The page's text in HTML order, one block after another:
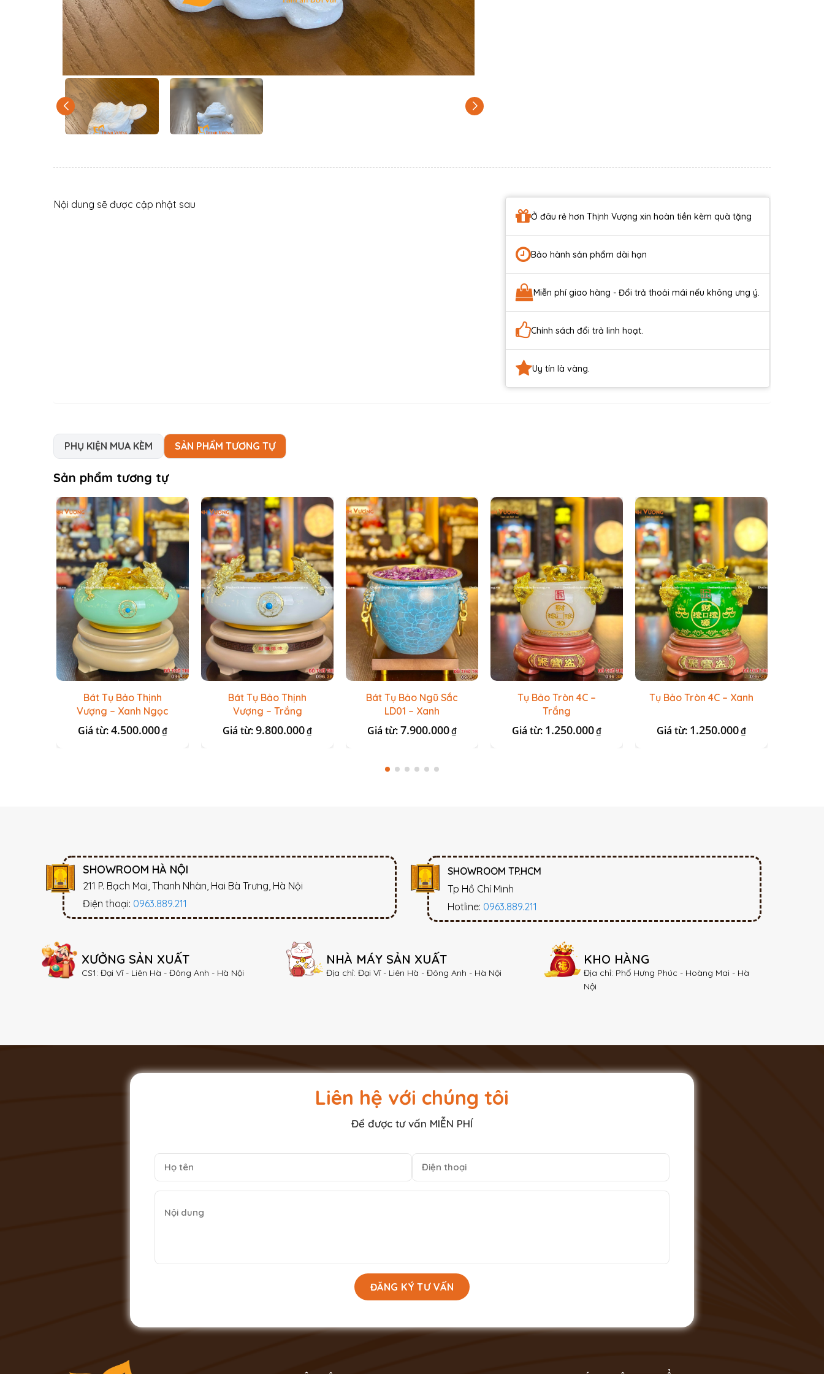
Ở đâu rẻ hơn Thịnh Vượng xin hoàn tiền kèm quà tặng
Bảo hành sản phẩm dài hạn
Miễn phí giao hàng - Đổi trả thoải mái nếu không ưng ý.
Chính sách đổi trả linh hoạt.
Uy tín là vàng.
Nội dung sẽ được cập nhật sau
PHỤ KIỆN MUA KÈM SẢN PHẨM TƯƠNG TỰ
Sản phẩm tương tự
Bát Tụ Bảo Thịnh
Vượng – Xanh Ngọc
Giá từ:4.500.000₫
Bát Tụ Bảo Thịnh
Vượng – Trắng
Giá từ:9.800.000₫
Bát Tụ Bảo Ngũ Sắc
LD01 – Xanh
Giá từ:7.900.000₫
Tụ Bảo Tròn 4C –
Trắng
Giá từ: 1.250.000₫
Tụ Bảo Tròn 4C – Xanh
Giá từ: 1.250.000₫
SHOWROOM HÀ NỘI
211 P. Bạch Mai, Thanh Nhàn, Hai Bà Trưng, Hà Nội
Điện thoại: 0963.889.211
SHOWROOM TP.HCM
Tp Hồ Chí Minh
Hotline: 0963.889.211
XƯỞNG SẢN XUẤT
CS1: Đại Vĩ - Liên Hà - Đông Anh - Hà Nội
NHÀ MÁY SẢN XUẤT
Địa chỉ: Đại Vĩ - Liên Hà - Đông Anh - Hà Nội
KHO HÀNG
Địa chỉ: Phố Hưng Phúc - Hoàng Mai - Hà
Nội
Liên hệ với chúng tôi
Để được tư vấn MIỄN PHÍ